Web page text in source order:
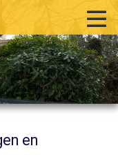
home
historie
activiteiten
en